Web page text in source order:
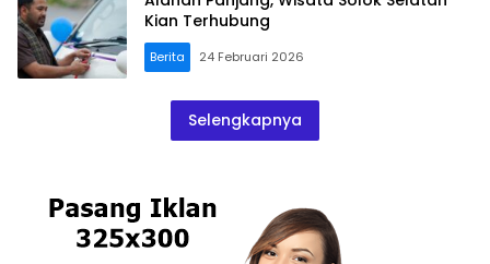
Kian Terhubung
Berita 24 Februari 2026
Selengkapnya